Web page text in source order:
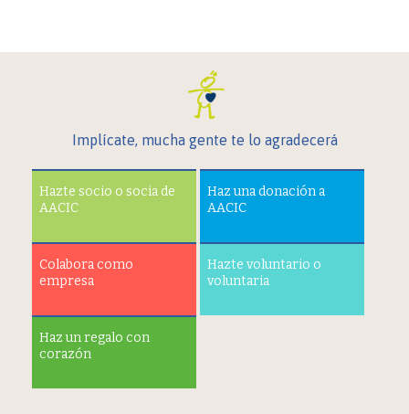
Implícate, mucha gente te lo agradecerá
Hazte socio o socia de
AACIC
Haz una donación a
AACIC
Colabora como
empresa
Hazte voluntario o
voluntaria
Haz un regalo con
corazón